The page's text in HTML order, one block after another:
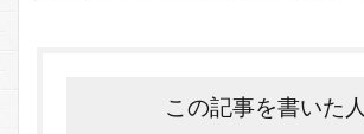
この記事を書いた人